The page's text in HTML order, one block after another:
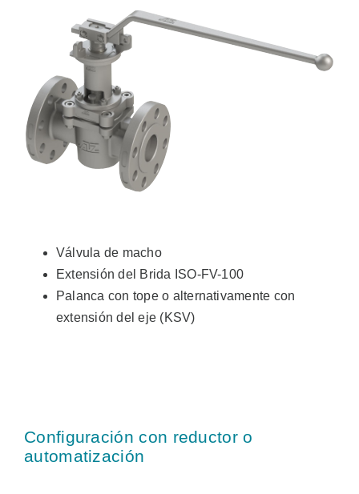
Válvula de macho
Extensión del Brida ISO-FV-100
Palanca con tope o alternativamente con
extensión del eje (KSV)
Configuración con reductor o
automatización